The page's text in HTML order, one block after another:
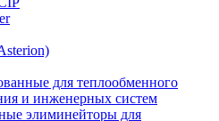
для теплообменного
и инженерных систем
элиминейторы для